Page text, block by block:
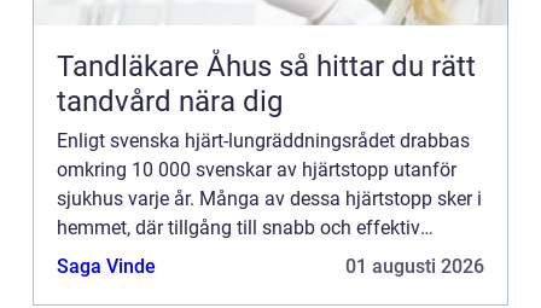
Tandläkare Åhus så hittar du rätt
tandvård nära dig
Enligt svenska hjärt-lungräddningsrådet drabbas
omkring 10 000 svenskar av hjärtstopp utanför
sjukhus varje år. Många av dessa hjärtstopp sker i
hemmet, där tillgång till snabb och effektiv
hj&aum...
Saga Vinde 01 augusti 2026